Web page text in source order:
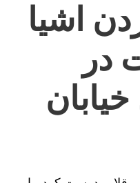
اشیا
در